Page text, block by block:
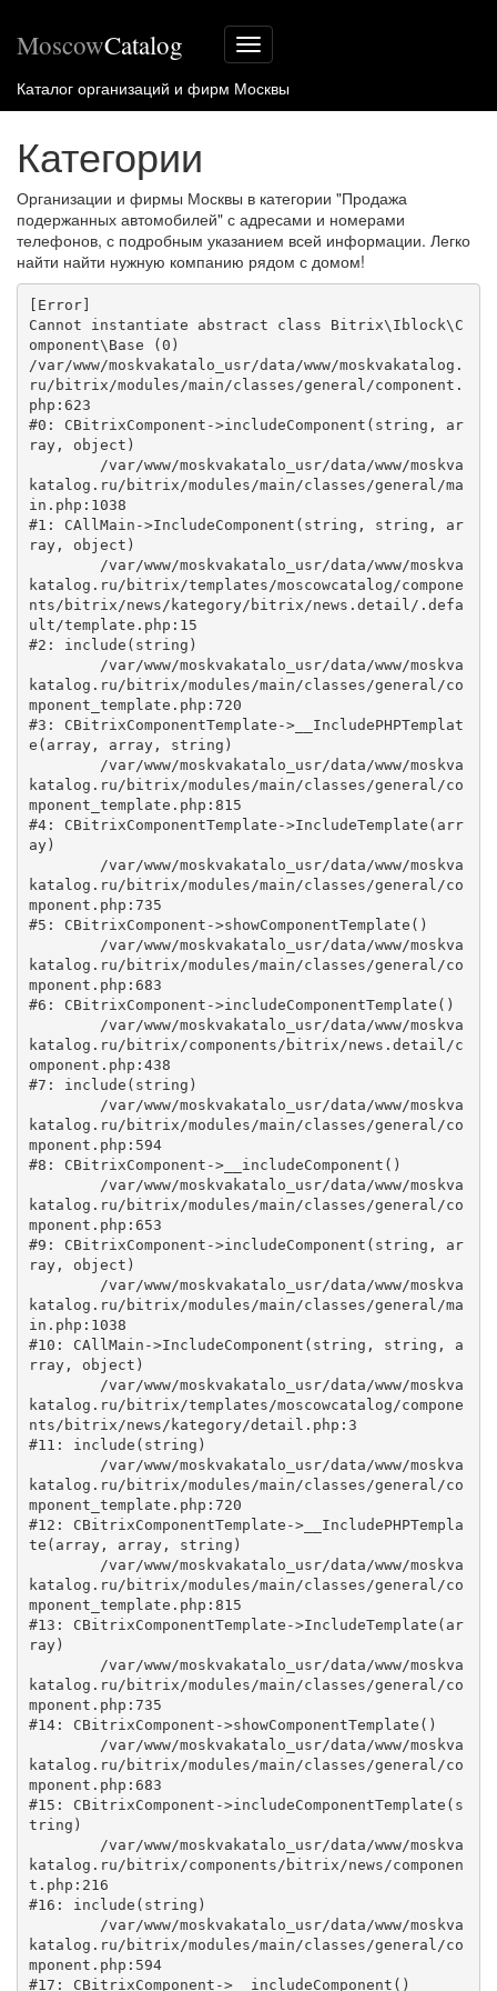
Меню
сайта
MoscowCatalog
Каталог организаций и фирм Москвы
Категории
Организации и фирмы Москвы в категории "Продажа
подержанных автомобилей" с адресами и номерами
телефонов, с подробным указанием всей информации. Легко
найти найти нужную компанию рядом с домом!
[Error]
Cannot instantiate abstract class Bitrix\Iblock\C
omponent\Base (0)
/var/www/moskvakatalo_usr/data/www/moskvakatalog.
ru/bitrix/modules/main/classes/general/component.
php:623
#0: CBitrixComponent->includeComponent(string, ar
ray, object)
katalog.ru/bitrix/modules/main/classes/general/ma
in.php:1038
#1: CAllMain->IncludeComponent(string, string, ar
ray, object)
katalog.ru/bitrix/templates/moscowcatalog/compone
nts/bitrix/news/kategory/bitrix/news.detail/.defa
ult/template.php:15
#2: include(string)
katalog.ru/bitrix/modules/main/classes/general/co
mponent_template.php:720
#3: CBitrixComponentTemplate->__IncludePHPTemplat
e(array, array, string)
katalog.ru/bitrix/modules/main/classes/general/co
mponent_template.php:815
#4: CBitrixComponentTemplate->IncludeTemplate(arr
ay)
katalog.ru/bitrix/modules/main/classes/general/co
mponent.php:735
#5: CBitrixComponent->showComponentTemplate()
katalog.ru/bitrix/modules/main/classes/general/co
mponent.php:683
#6: CBitrixComponent->includeComponentTemplate()
katalog.ru/bitrix/components/bitrix/news.detail/c
omponent.php:438
#7: include(string)
katalog.ru/bitrix/modules/main/classes/general/co
mponent.php:594
#8: CBitrixComponent->__includeComponent()
katalog.ru/bitrix/modules/main/classes/general/co
mponent.php:653
#9: CBitrixComponent->includeComponent(string, ar
ray, object)
katalog.ru/bitrix/modules/main/classes/general/ma
in.php:1038
#10: CAllMain->IncludeComponent(string, string, a
rray, object)
katalog.ru/bitrix/templates/moscowcatalog/compone
nts/bitrix/news/kategory/detail.php:3
#11: include(string)
katalog.ru/bitrix/modules/main/classes/general/co
mponent_template.php:720
#12: CBitrixComponentTemplate->__IncludePHPTempla
te(array, array, string)
katalog.ru/bitrix/modules/main/classes/general/co
mponent_template.php:815
#13: CBitrixComponentTemplate->IncludeTemplate(ar
ray)
katalog.ru/bitrix/modules/main/classes/general/co
mponent.php:735
#14: CBitrixComponent->showComponentTemplate()
katalog.ru/bitrix/modules/main/classes/general/co
mponent.php:683
#15: CBitrixComponent->includeComponentTemplate(s
tring)
katalog.ru/bitrix/components/bitrix/news/componen
t.php:216
#16: include(string)
katalog.ru/bitrix/modules/main/classes/general/co
mponent.php:594
#17: CBitrixComponent->__includeComponent()